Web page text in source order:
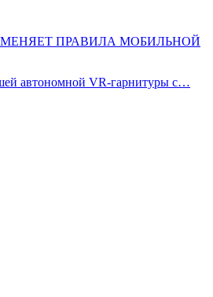
МЕНЯЕТ ПРАВИЛА МОБИЛЬНОЙ
автономной VR-гарнитуры с…